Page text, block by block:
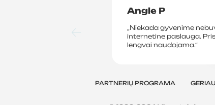
Angle P
„Niekada gyvenime
internetine paslauga.
lengvai naudojama.“
PARTNERIŲ PROGRAMA